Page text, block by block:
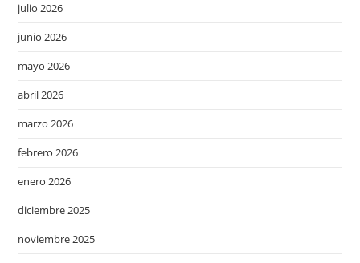
julio 2026
junio 2026
mayo 2026
abril 2026
marzo 2026
febrero 2026
enero 2026
diciembre 2025
noviembre 2025